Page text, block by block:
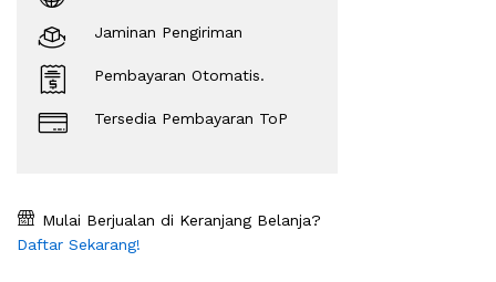
Jaminan Pengiriman
Pembayaran Otomatis.
Tersedia Pembayaran ToP
Mulai Berjualan di Keranjang Belanja?
Daftar Sekarang!